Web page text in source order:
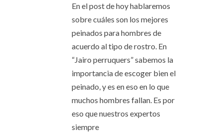
En el post de hoy hablaremos
sobre cuáles son los mejores
peinados para hombres de
acuerdo al tipo de rostro. En
“Jairo perruquers” sabemos la
importancia de escoger bien el
peinado, y es en eso en lo que
muchos hombres fallan. Es por
eso que nuestros expertos
siempre